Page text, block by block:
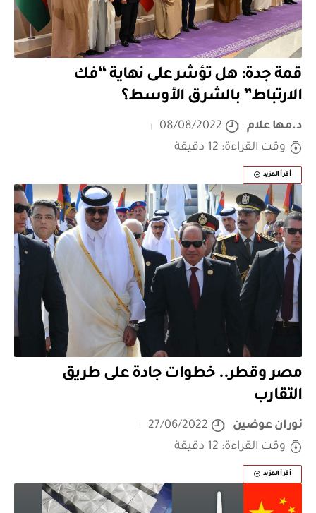
قمة جدة: هل تؤشر على نهاية “فك
الارتباط” بالشرق الأوسط؟
د.مها علام
08/08/2022
وقت القراءة: 12 دقيقة
أقرأ المزيد
مصر وقطر.. خطوات جادة على طريق
التقارب
نوران عوضين
27/06/2022
وقت القراءة: 12 دقيقة
أقرأ المزيد